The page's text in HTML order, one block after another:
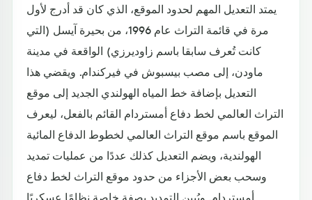
يمتد التعديل المهم لحدود الموقع، الذي كان قد أدرج لأول
مرة في قائمة التراث عام 1996، من بحيرة آيسل (التي
كانت تُعرف سابقا باسم زاوديرزي) الواقعة في مدينة
ماودن، إلى مصب بيسبوش في فيركندام. ويقضي هذا
التعديل بإضافة خط المياه الهولندي الجديد إلى موقع
التراث العالمي لخط دفاع أمستردام القائم بالفعل، ليعرف
الموقع باسم موقع التراث العالمي لخطوط الدفاع المائية
الهولندية، ويضم التعديل كذلك عددًا من عمليات تمديد
وسحب بعض الأجزاء من حدود موقع التراث لخط دفاع
أمستردام. ويُبين التمديد بصفة خاصة نظامًا عسكريًا